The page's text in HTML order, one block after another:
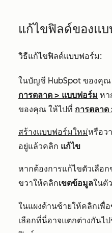
แก้ไขฟิลด์ของแ
วิธีแก้ไขฟิลด์แบบฟอร์ม:
ในบัญชี HubSpot ของคุ
การตลาด > แบบฟอร์ม หา
ของคุณ ให้ไปที่ การตลาด
สร้างแบบฟอร์มใหม่หรือว
อยู่แล้วคลิก แก้ไข
หากต้องการแก้ไขตัวเลือ
ขวาให้คลิกเขตข้อมูลในตั
ในแผงด้านซ้ายให้คลิกเพื่อ
เลือกที่นี่อาจแตกต่างกันไ